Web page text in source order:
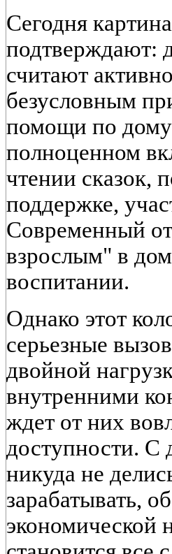
Сегодня
подтверждают:
считают
безусловным
помощи по дому
полноценном
чтении сказок,
поддержке,
Современный
взрослым" в
воспитании.
Однако этот
серьезные
двойной
внутренними
ждет от них
доступности.
никуда не
зарабатывать,
экономической